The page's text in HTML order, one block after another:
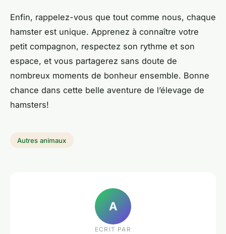
Enfin, rappelez-vous que tout comme nous, chaque
hamster est unique. Apprenez à connaître votre
petit compagnon, respectez son rythme et son
espace, et vous partagerez sans doute de
nombreux moments de bonheur ensemble. Bonne
chance dans cette belle aventure de l’élevage de
hamsters!
Autres animaux
A
ECRIT PAR